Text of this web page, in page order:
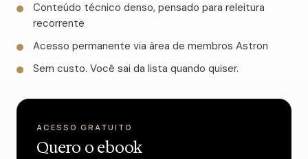
Conteúdo técnico denso, pensado para releitura
recorrente
Acesso permanente via área de membros Astron
Sem custo. Você sai da lista quando quiser.
ACESSO GRATUITO
Quero o ebook